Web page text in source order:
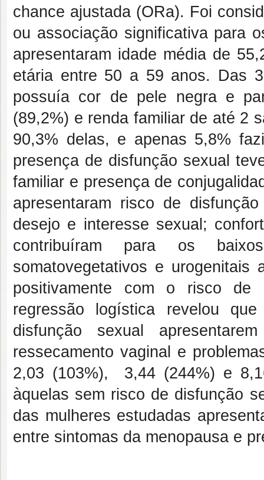
chance ajustada (ORa). Foi
ou associação significativa para
apresentaram idade média de
etária entre 50 a 59 anos. Das
possuía cor de pele negra e
(89,2%) e renda familiar de até 2
90,3% delas, e apenas 5,8%
presença de disfunção sexual
familiar e presença de
apresentaram risco de
desejo e interesse sexual;
contribuíram para os
somatovegetativos e urogenitais
positivamente com o risco de
regressão logística revelou
disfunção sexual
ressecamento vaginal e
2,03 (103%), 3,44 (244%) e
àquelas sem risco de disfunção
das mulheres estudadas
entre sintomas da menopausa e